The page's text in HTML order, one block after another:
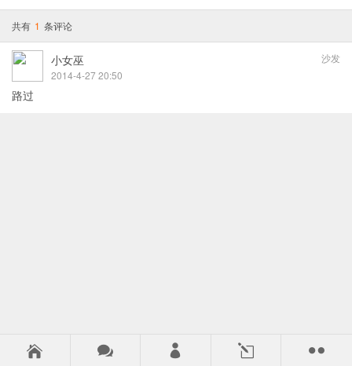
共有 1 条评论
沙发
小女巫
2014-4-27 20:50
路过
   l 